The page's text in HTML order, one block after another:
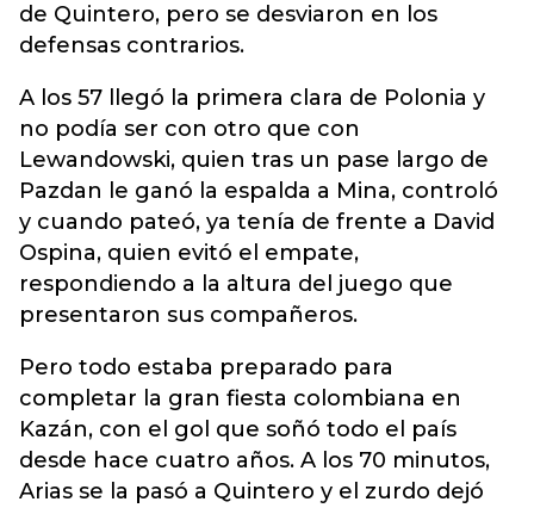
de Quintero, pero se desviaron en los
defensas contrarios.
A los 57 llegó la primera clara de Polonia y
no podía ser con otro que con
Lewandowski, quien tras un pase largo de
Pazdan le ganó la espalda a Mina, controló
y cuando pateó, ya tenía de frente a David
Ospina, quien evitó el empate,
respondiendo a la altura del juego que
presentaron sus compañeros.
Pero todo estaba preparado para
completar la gran fiesta colombiana en
Kazán, con el gol que soñó todo el país
desde hace cuatro años. A los 70 minutos,
Arias se la pasó a Quintero y el zurdo dejó